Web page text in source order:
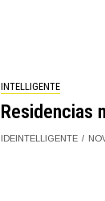
INTELLIGENTE
Residencias
IDEINTELLIGENTE